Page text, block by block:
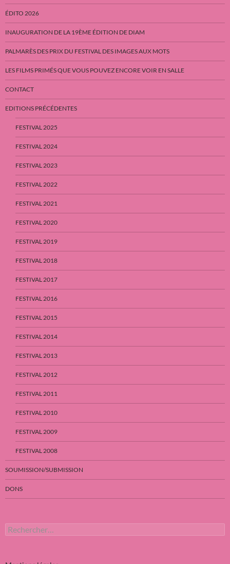
ÉDITO 2026
INAUGURATION DE LA 19ÈME ÉDITION DE DIAM
PALMARÈS DES PRIX DU FESTIVAL DES IMAGES AUX MOTS
LES FILMS PRIMÉS QUE VOUS POUVEZ ENCORE VOIR EN SALLE
CONTACT
EDITIONS PRÉCÉDENTES
FESTIVAL 2025
FESTIVAL 2024
FESTIVAL 2023
FESTIVAL 2022
FESTIVAL 2021
FESTIVAL 2020
FESTIVAL 2019
FESTIVAL 2018
FESTIVAL 2017
FESTIVAL 2016
FESTIVAL 2015
FESTIVAL 2014
FESTIVAL 2013
FESTIVAL 2012
FESTIVAL 2011
FESTIVAL 2010
FESTIVAL 2009
FESTIVAL 2008
SOUMISSION/SUBMISSION
DONS
Rechercher :